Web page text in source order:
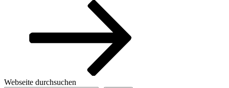
Webseite durchsuchen